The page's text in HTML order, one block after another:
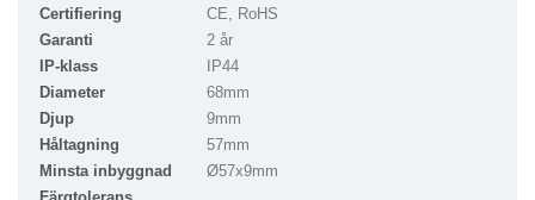
Certifiering
CE, RoHS
Garanti
2 år
IP-klass
IP44
Diameter
68mm
Djup
9mm
Håltagning
57mm
Minsta inbyggnad
Ø57x9mm